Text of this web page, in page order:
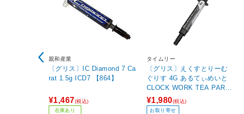
親和産業
〔グリス〕IC Diamond 7 Ca
rat 1.5g ICD7 【864】
¥1,467(税込)
在庫あり
タイムリー
〔グリス〕えくすとりーむ
ぐりす 4G あるてぃめいと
CLOCK WORK TEA PARTY
グレー CWTP-EG4GUL
¥1,980(税込)
お取り寄せ